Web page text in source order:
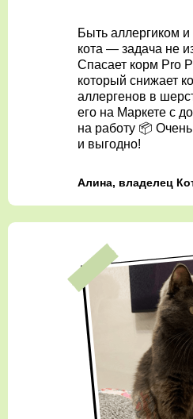
Быть аллергиком
кота — задача не
Спасает корм Pro
который снижает
аллергенов в
его на Маркете с
на работу 📦
и выгодно!
Алина, владелец